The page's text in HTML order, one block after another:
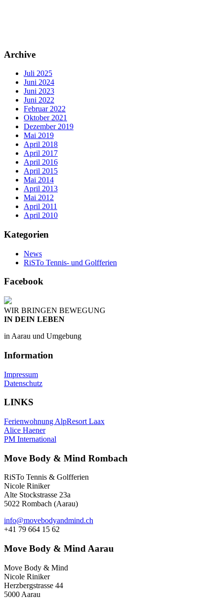
Archive
Juli 2025
Juni 2024
Juni 2023
Juni 2022
Februar 2022
Oktober 2021
Dezember 2019
Mai 2019
April 2018
April 2017
April 2016
April 2015
Mai 2014
April 2013
Mai 2012
April 2011
April 2010
Kategorien
News
RiSTo Tennis- und Golfferien
Facebook
WIR BRINGEN BEWEGUNG
IN DEIN LEBEN
in Aarau und Umgebung
Information
Impressum
Datenschutz
LINKS
Ferienwohnung AlpResort Laax
Alice Haener
PM International
Move Body & Mind Rombach
RiSTo Tennis & Golfferien
Nicole Riniker
Alte Stockstrasse 23a
5022 Rombach (Aarau)
info@movebodyandmind.ch
+41 79 664 15 62
Move Body & Mind Aarau
Move Body & Mind
Nicole Riniker
Herzbergstrasse 44
5000 Aarau